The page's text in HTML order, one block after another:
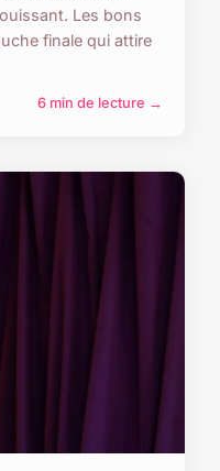
Les bons
finale qui attire
6 min de lecture →